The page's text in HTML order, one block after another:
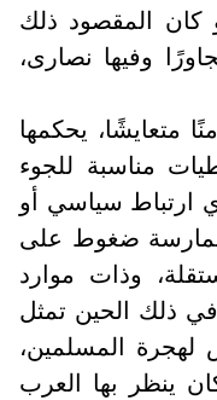
المقصود ذلك
وفيها نصارى،
متعايشًا، يحكمها
مناسبة للجوء
ارتباط سياسي أو
ممارسة ضغوط على
وذات موارد
ذلك الحين تمثل
المسلمين،
ينظر بها العرب